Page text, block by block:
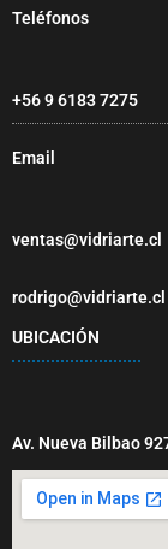
Teléfonos
+56 9 6183 7275
Email
ventas@vidriarte.cl
rodrigo@vidriarte.cl
UBICACIÓN
Av. Nueva Bilbao